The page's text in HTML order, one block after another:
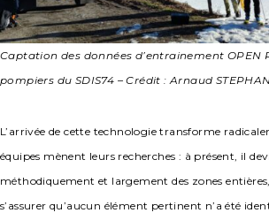
Captation des données d’entrainement OPEN
pompiers du SDIS74 – Crédit : Arnaud
L’arrivée de cette technologie transforme
équipes mènent leurs recherches : à présent, il
méthodiquement et largement des zones
s’assurer qu’aucun élément pertinent n’a été